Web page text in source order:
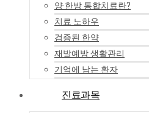
양·한방 통합치료란?
치료 노하우
검증된 한약
재발예방 생활관리
기억에 남는 환자
진료과목